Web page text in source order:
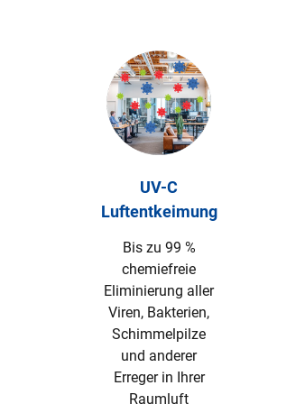
UV-C
Luftentkeimung
Bis zu 99 %
chemiefreie
Eliminierung aller
Viren, Bakterien,
Schimmelpilze
und anderer
Erreger in Ihrer
Raumluft